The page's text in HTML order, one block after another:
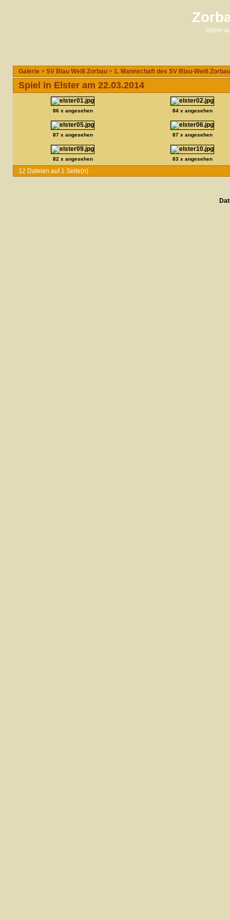
Bilder
Galerie > SV Blau Weiß Zorbau > 1. Mannschaft des SV Blau-Weiß Zorbau
Spiel in Elster am 22.03.2014
86 x angesehen 84 x angesehen
87 x angesehen 87 x angesehen
82 x angesehen 83 x angesehen
12 Dateien auf 1 Seite(n)